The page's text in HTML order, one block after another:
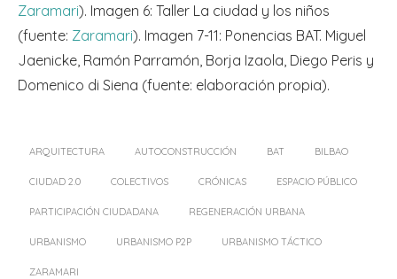
Zaramari). Imagen 6: Taller La ciudad y los niños
(fuente: Zaramari). Imagen 7-11: Ponencias BAT. Miguel
Jaenicke, Ramón Parramón, Borja Izaola, Diego Peris y
Domenico di Siena (fuente: elaboración propia).
ARQUITECTURA AUTOCONSTRUCCIÓN BAT BILBAO
CIUDAD 2.0 COLECTIVOS CRÓNICAS ESPACIO PÚBLICO
PARTICIPACIÓN CIUDADANA REGENERACIÓN URBANA
URBANISMO URBANISMO P2P URBANISMO TÁCTICO
ZARAMARI